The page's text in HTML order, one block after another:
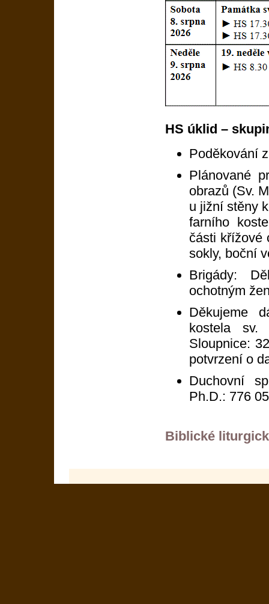
HS úklid –
Poděkování
Plánované
obrazů (Sv.
u jižní stěny
farního
části křížové
sokly, boční
Brigády:
ochotným
Děkujeme
kostela sv.
Sloupnice:
potvrzení o
Duchovní
Ph.D.: 776
Biblické